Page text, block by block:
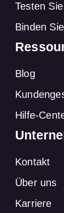
Testen
Binden
Blog
Hilfe-
Kontakt
Über uns
Karriere